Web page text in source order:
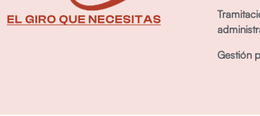
Gestión